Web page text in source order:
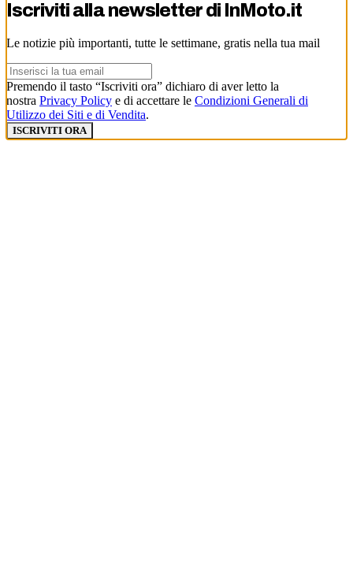
Iscriviti alla newsletter di InMoto.it
Le notizie più importanti, tutte le settimane, gratis nella tua mail
Premendo il tasto “Iscriviti ora” dichiaro di aver letto la
nostra Privacy Policy e di accettare le Condizioni Generali di
Utilizzo dei Siti e di Vendita.
ISCRIVITI ORA